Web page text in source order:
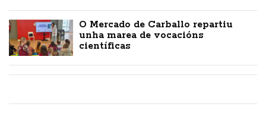
O Mercado de Carballo repartiu
unha marea de vocacións
científicas